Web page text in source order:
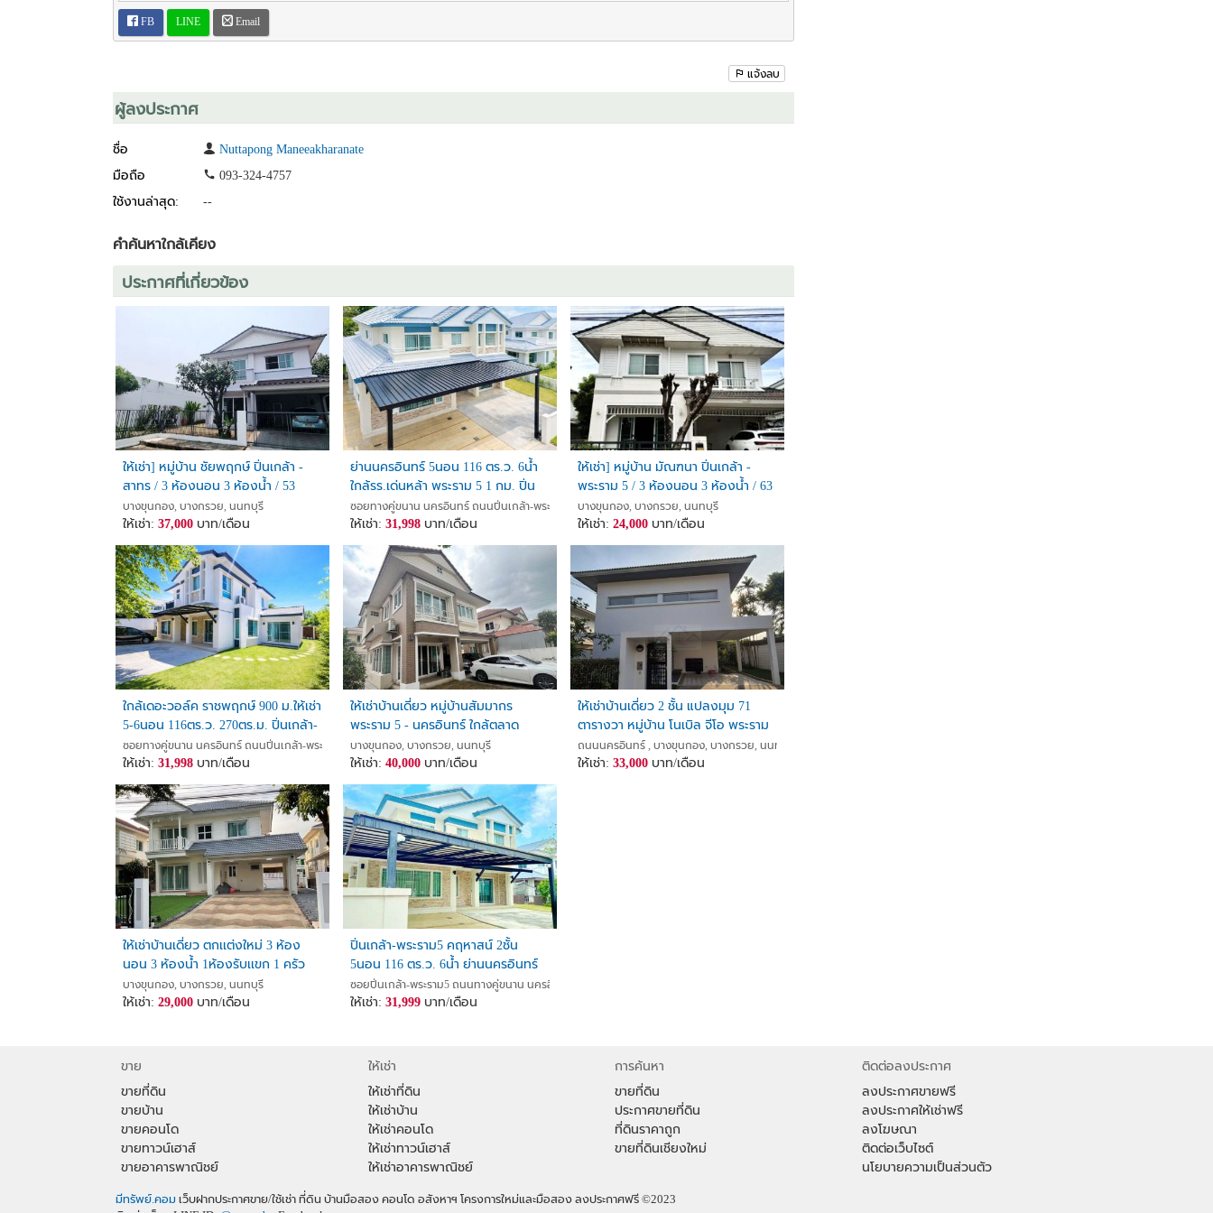
บ้านให้เช่า
อสังหาริมทรัพย์ : บ้านเดี่ยว
จำนวนห้องนอน / ห้องน้ำ : 3 ห้องนอน 3 ห้องน้ำ
ขนาดที่ดิน : 67 ตารางวา
รายละเอียด : เฟอร์นิเจอร์บางส่วน
สถานที่ใกล้เคียง :
- เดอะวอล์ค ราชพฤกษ์
-------------------------------------------------------
ราคาเช่า : 29,000 บาท / เดือน
-------------------------------------------------------
ต้องการนัดหมายเข้าชมหรือต้องการข้อมูลเพิ่มเติม กรุณาติดต่อ
เบอร์ติดต่อ : 093-3244757 [คุณนัท]
LINE ID : @roomfinderthailand [ใส่ @ ด้วยครับ]
WHAT'S APP : (+66) 93-3244757
WECHAT : saintz69
EMAIL :Roomfinder.property@gmail.com
llllllllllllllllllllllllllllllllllllllllllllllllllllllllllllllllllllllllllllllllllllllll
ROOMFINDER (THAILAND) CO.,LTD.
PROPERTY AGENTS
HOMEPAGE : www.facebook.com/roomfinderthailand
-------------------------------------------------------
บริษัท รูมไฟเดอร์ (ไทยแลนด์) จำกัด
ตัวแทนรับฝาก ขาย เช่า อสังหาริมทรัพย์ทุกชนิด
*************************************************************
FB LINE Email
แจ้งลบ
ผู้ลงประกาศ
ชื่อ
Nuttapong Maneeakharanate
มือถือ
093-324-4757
ใช้งานล่าสุด:
--
คำค้นหาใกล้เคียง
ประกาศที่เกี่ยวข้อง
ให้เช่า] หมู่บ้าน ชัยพฤกษ์ ปิ่นเกล้า -
สาทร / 3 ห้องนอน 3 ห้องน้ำ / 53
ตรว. 165 ตรม. **37,000**
บางขุนกอง, บางกรวย, นนทบุรี
ให้เช่า: 37,000บาท/เดือน
ย่านนครอินทร์ 5นอน 116 ตร.ว. 6น้ำ
ใกล้รร.เด่นหล้า พระราม 5 1 กม. ปิ่น
เกล้า-พระราม5 คฤหาสน์ 2ชั้น มัณฑนา
ซอยทางคู่ขนาน นครอินทร์ ถนนปิ่นเกล้า-พระราม5, บางขุนกอง, บางกรวย, นนทบุรี
ให้เช่า:31,998 บาท/เดือน
ให้เช่า] หมู่บ้าน มัณฑนา ปิ่นเกล้า -
พระราม 5 / 3 ห้องนอน 3 ห้องน้ำ / 63
ตรว. 165 ตรม. **24,000**
บางขุนกอง, บางกรวย, นนทบุรี
ให้เช่า:24,000 บาท/เดือน
ใกล้เดอะวอล์ค ราชพฤกษ์ 900 ม.ให้เช่า
5-6นอน 116ตร.ว. 270ตร.ม. ปิ่นเกล้า-
พระราม5 คฤหาสน์กว้างขวาง 2ชั้น 6
น้ำ ใกล้ตลาดพระราม5 700 ม.
ซอยทางคู่ขนาน นครอินทร์ ถนนปิ่นเกล้า-พระราม5, บางขุนกอง, บางกรวย, นนทบุรี
ให้เช่า: 31,998บาท/เดือน
ให้เช่าบ้านเดี่ยว หมู่บ้านสัมมากร
พระราม 5 - นครอินทร์ ใกล้ตลาด
พระราม5 และโรงเรียนอนุบาลเด่นหล้า
บางขุนกอง, บางกรวย, นนทบุรี
ให้เช่า:40,000 บาท/เดือน
ให้เช่าบ้านเดี่ยว 2 ชั้น แปลงมุม 71
ตารางวา หมู่บ้าน โนเบิล จีโอ พระราม
5 บรรยากาศรีสอร์ท รีโนเวทใหม่ เฟอร์
พร้อมอยู่ ตรงข้ามโรงเรียนเด่นหล้า
ถนนนครอินทร์ , บางขุนกอง, บางกรวย, นนทบุรี
ให้เช่า:33,000 บาท/เดือน
ให้เช่าบ้านเดี่ยว ตกเเต่งใหม่ 3 ห้อง
นอน 3 ห้องน้ำ 1ห้องรับเเขก 1 ครัว
บ้าน Perfect Place ราชพฤกษ์-พระราม
5
บางขุนกอง, บางกรวย, นนทบุรี
ให้เช่า: 29,000บาท/เดือน
ปิ่นเกล้า-พระราม5 คฤหาสน์ 2ชั้น
5นอน 116 ตร.ว. 6น้ำ ย่านนครอินทร์
ใกล้รร.เด่นหล้า พระราม 5 1 กม.
มัณฑนา
ซอยปิ่นเกล้า-พระราม5 ถนนทางคู่ขนาน นครอินทร์, บางขุนกอง, บางกรวย, นนทบุรี
ให้เช่า:31,999 บาท/เดือน
ขาย
ขายที่ดิน
ขายบ้าน
ขายคอนโด
ขายทาวน์เฮาส์
ขายอาคารพาณิชย์
ให้เช่า
ให้เช่าที่ดิน
ให้เช่าบ้าน
ให้เช่าคอนโด
ให้เช่าทาวน์เฮาส์
ให้เช่าอาคารพาณิชย์
การค้นหา
ขายที่ดิน
ประกาศขายที่ดิน
ที่ดินราคาถูก
ขายที่ดินเชียงใหม่
ติดต่อลงประกาศ
ลงประกาศขายฟรี
ลงประกาศให้เช่าฟรี
ลงโฆษณา
ติดต่อเว็บไซต์
นโยบายความเป็นส่วนตัว
มีทรัพย์.คอม เว็บฝากประกาศขาย/ใช้เช่า ที่ดิน บ้านมือสอง คอนโด อสังหาฯ โครงการใหม่และมือสอง ลงประกาศฟรี©2023